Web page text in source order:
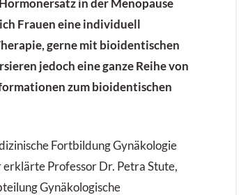
in der Menopause
Frauen eine individuell
gerne mit bioidentischen
jedoch eine ganze Reihe von
zum bioidentischen
Fortbildung Gynäkologie
Professor Dr. Petra Stute,
Gynäkologische